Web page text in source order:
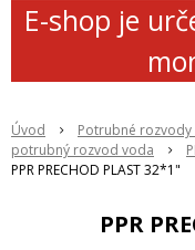
E-shop je
Úvod Potrubné
potrubný rozvod voda
PPR PRECHOD PLAST 32*1"
PPR